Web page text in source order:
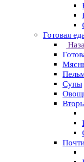
Готовая
Супы